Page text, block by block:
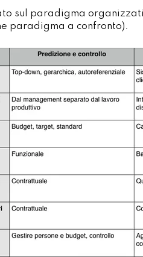
sul paradigma
paradigma a confronto).